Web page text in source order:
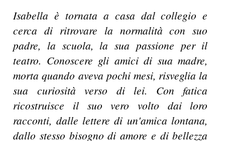
Isabella è tornata a casa dal collegio e
cerca di ritrovare la normalità con suo
padre, la scuola, la sua passione per il
teatro. Conoscere gli amici di sua madre,
morta quando aveva pochi mesi, risveglia la
sua curiosità verso di lei. Con fatica
ricostruisce il suo vero volto dai loro
racconti, dalle lettere di un'amica lontana,
dallo stesso bisogno di amore e di bellezza